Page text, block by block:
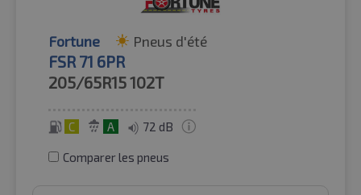
Fortune Pneus d'été
FSR 71 6PR
205/65R15102T
C A 72 dB
Comparer les pneus